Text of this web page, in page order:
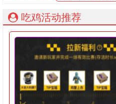
吃鸡活动推荐